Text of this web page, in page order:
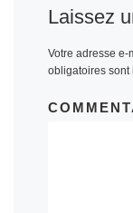
Laissez
Votre adresse
obligatoires sont